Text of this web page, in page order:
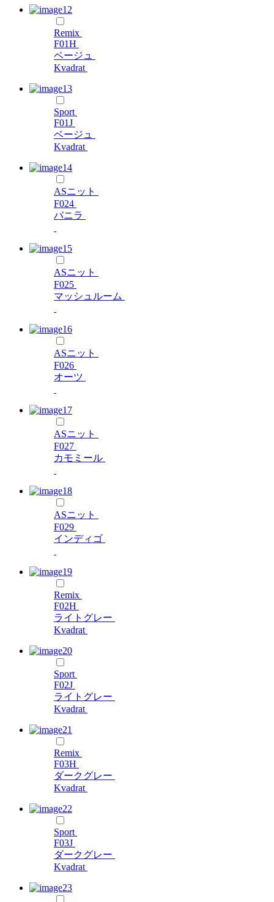
Remix
F01H
ベージュ
Kvadrat
Sport
F01J
ベージュ
Kvadrat
ASニット
F024
バニラ
ASニット
F025
マッシュルーム
ASニット
F026
オーツ
ASニット
F027
カモミール
ASニット
F029
インディゴ
Remix
F02H
ライトグレー
Kvadrat
Sport
F02J
ライトグレー
Kvadrat
Remix
F03H
ダークグレー
Kvadrat
Sport
F03J
ダークグレー
Kvadrat